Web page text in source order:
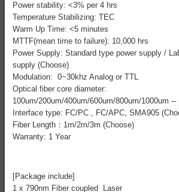
Power stability: <3% per 4 hrs
Temperature Stabilizing: TEC
Warm Up Time: <5 minutes
MTTF(mean time to failure): 10,000 hrs
Power Supply: Standard type power supply /
supply (Choose)
Modulation: 0~30khz Analog or TTL
Optical fiber core diameter:
100um/200um/400um/600um/800um/1000um --
Interface type: FC/PC , FC/APC, SMA905
Fiber Length：1m/2m/3m (Choose)
Warranty: 1 Year
[Package include]
1 x 790nm Fiber coupled Laser